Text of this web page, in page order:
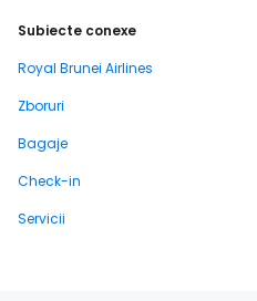
Subiecte conexe
Royal Brunei Airlines
Zboruri
Bagaje
Check-in
Servicii